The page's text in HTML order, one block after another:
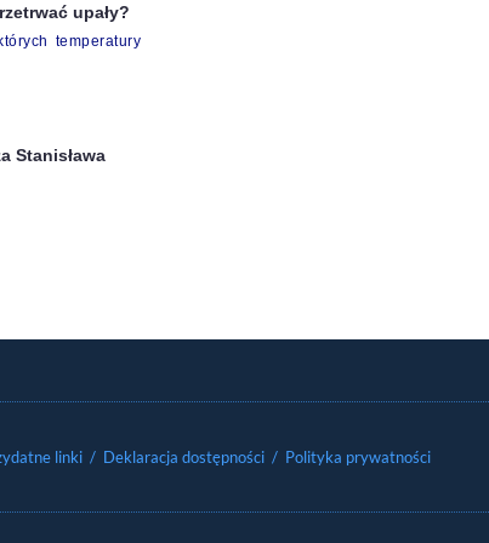
upały?
temperatury
Stanisława
linki / Deklaracja dostępności / Polityka prywatności